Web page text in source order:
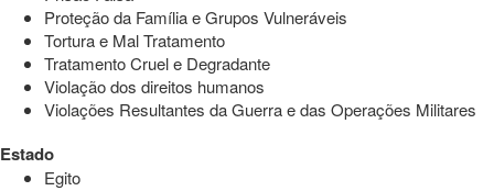
Proteção da Família e Grupos Vulneráveis
Tortura e Mal Tratamento
Tratamento Cruel e Degradante
Violação dos direitos humanos
Violações Resultantes da Guerra e das Operações Militares
Estado
Egito